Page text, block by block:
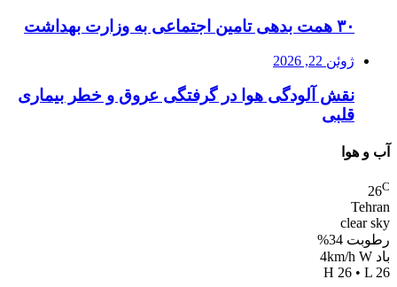
۳۰ همت بدهی تامین اجتماعی به وزارت بهداشت
ژوئن 22, 2026
نقش آلودگی هوا در گرفتگی عروق و خطر بیماری
قلبی
آب و هوا
26C
Tehran
clear sky
رطوبت 34%
باد 4km/h W
H 26 • L 26